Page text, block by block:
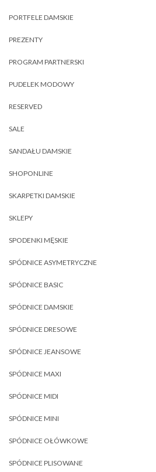
PORTFELE DAMSKIE
PREZENTY
PROGRAM PARTNERSKI
PUDELEK MODOWY
RESERVED
SALE
SANDAŁU DAMSKIE
SHOPONLINE
SKARPETKI DAMSKIE
SKLEPY
SPODENKI MĘSKIE
SPÓDNICE ASYMETRYCZNE
SPÓDNICE BASIC
SPÓDNICE DAMSKIE
SPÓDNICE DRESOWE
SPÓDNICE JEANSOWE
SPÓDNICE MAXI
SPÓDNICE MIDI
SPÓDNICE MINI
SPÓDNICE OŁÓWKOWE
SPÓDNICE PLISOWANE